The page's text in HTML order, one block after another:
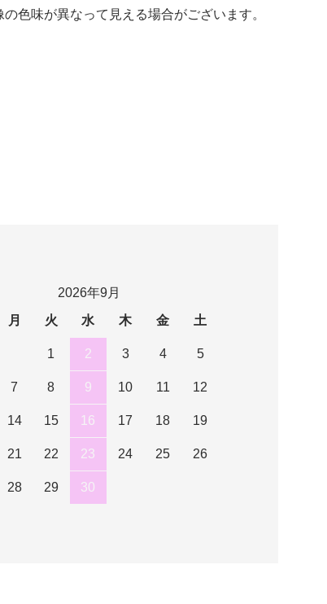
色味が異なって見える場合がございます。
2026年9月
月 火 水 木 金 土
1 2 3 4 5
7 8 9 10 11 12
14 15 16 17 18 19
21 22 23 24 25 26
28 29 30